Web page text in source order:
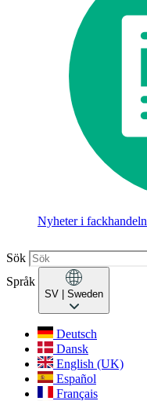
Nyheter i fackhandeln
Sök
Språk
SV | Sweden
Deutsch
Dansk
English (UK)
Español
Français